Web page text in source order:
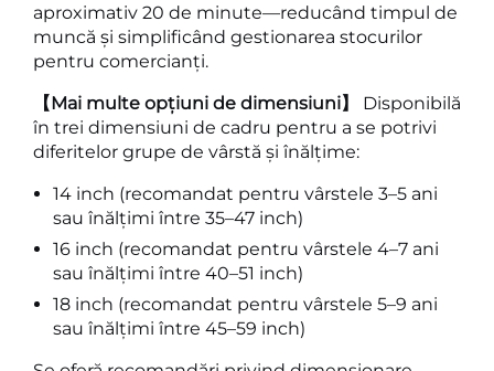
aproximativ 20 de minute—reducând timpul de
muncă și simplificând gestionarea stocurilor
pentru comercianți.
【Mai multe opțiuni de dimensiuni】 Disponibilă
în trei dimensiuni de cadru pentru a se potrivi
diferitelor grupe de vârstă și înălțime:
14 inch (recomandat pentru vârstele 3–5 ani
sau înălțimi între 35–47 inch)
16 inch (recomandat pentru vârstele 4–7 ani
sau înălțimi între 40–51 inch)
18 inch (recomandat pentru vârstele 5–9 ani
sau înălțimi între 45–59 inch)